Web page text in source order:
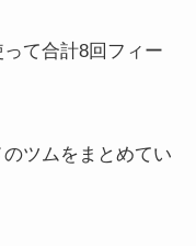
て合計8回フィー
ツムをまとめてい